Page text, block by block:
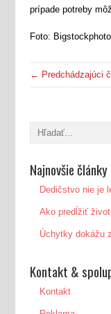
prípade potreby
Foto: Bigstockphoto
← Predchádzajúci
Najnovšie články
Dedičstvo nie je
Ako predĺžiť
Úchytky dokážu
Kontakt &
Kontakt